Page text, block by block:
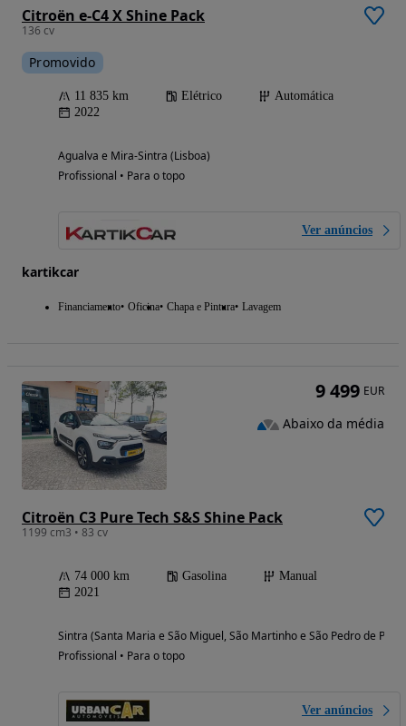
Citroën e-C4 X Shine Pack
136 cv
Promovido
11 835 km Elétrico
Automática
2022
Agualva e Mira-Sintra (Lisboa)
Profissional • Para o topo
Ver anúncios
kartikcar
Financiamento Oficina Chapa e Pintura Lavagem
Citroën C3 Pure Tech S&S Shine Pack
1199 cm3 • 83 cv
74 000 km Gasolina
Manual
2021
Sintra (Santa Maria e São Miguel, São Martinho e São Pedro de
Profissional • Para o topo
Ver anúncios
9 499 EUR
Abaixo da média